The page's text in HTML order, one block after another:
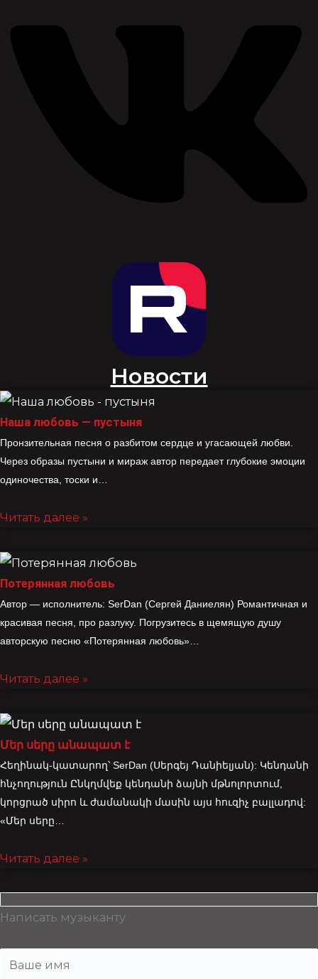
Новости
Наша любовь — пустыня
Пронзительная песня о разбитом сердце и угасающей любви.
Через образы пустыни и мираж автор передает глубокие эмоции
одиночества, тоски и…
Читать далее »
Потерянная любовь
Автор — исполнитель: SerDan (Сергей Даниелян) Романтичная и
красивая песня, про разлуку. Погрузитесь в щемящую душу
авторскую песню «Потерянная любовь»…
Читать далее »
Մեր սերը անապատ է
Հեղինակ-կատարող՝ SerDan (Սերգեյ Դանիելյան): Կենդանի
հնչողություն Ընկղմվեք կենդանի ձայնի մթնոլորտում,
կորցրած սիրո և ժամանակի մասին այս հուզիչ բալլադով:
«Մեր սերը…
Читать далее »
Написать музыканту